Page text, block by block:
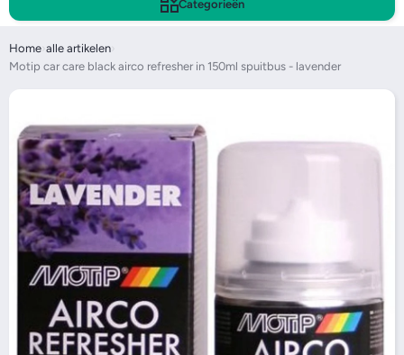
Categorieën
Home alle artikelen
Motip car care black airco refresher in 150ml spuitbus - lavender